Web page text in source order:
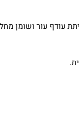
עודף עור ושומן